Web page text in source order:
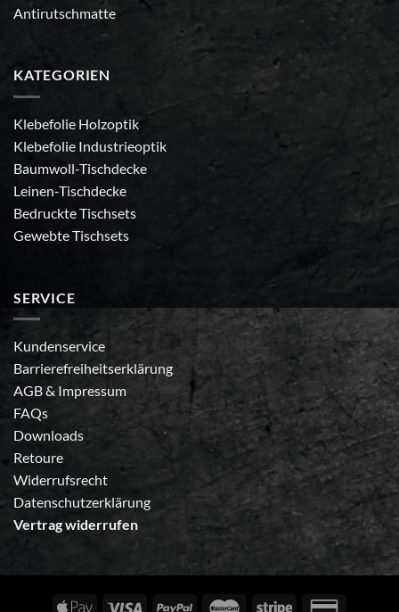
Antirutschmatte
KATEGORIEN
Klebefolie Holzoptik
Klebefolie Industrieoptik
Baumwoll-Tischdecke
Leinen-Tischdecke
Bedruckte Tischsets
Gewebte Tischsets
SERVICE
Kundenservice
Barrierefreiheitserklärung
AGB& Impressum
FAQs
Downloads
Retoure
Widerrufsrecht
Datenschutzerklärung
Vertrag widerrufen